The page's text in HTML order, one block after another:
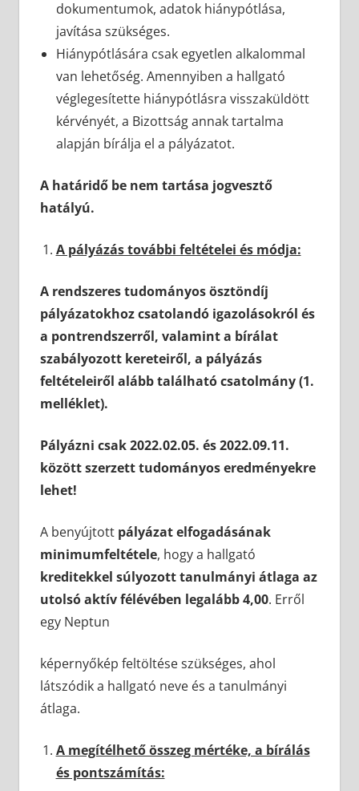
dokumentumok, adatok hiánypótlása,
javítása szükséges.
Hiánypótlására csak egyetlen alkalommal
van lehetőség. Amennyiben a hallgató
véglegesítette hiánypótlásra visszaküldött
kérvényét, a Bizottság annak tartalma
alapján bírálja el a pályázatot.
A határidő be nem tartása jogvesztő
hatályú.
A pályázás további feltételei és módja:
A rendszeres tudományos ösztöndíj
pályázatokhoz csatolandó igazolásokról és
a pontrendszerről, valamint a bírálat
szabályozott kereteiről, a pályázás
feltételeiről alább található csatolmány (1.
melléklet).
Pályázni csak 2022.02.05. és 2022.09.11.
között szerzett tudományos eredményekre
lehet!
A benyújtott pályázat elfogadásának
minimumfeltétele, hogy a hallgató
kreditekkel súlyozott tanulmányi átlaga az
utolsó aktív félévében legalább 4,00. Erről
egy Neptun
képernyőkép feltöltése szükséges, ahol
látszódik a hallgató neve és a tanulmányi
átlaga.
A megítélhető összeg mértéke, a bírálás
és pontszámítás: